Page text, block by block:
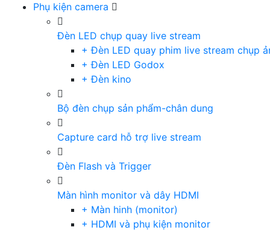
Phụ kiện camera
Đèn LED chụp quay live stream
+ Đèn LED quay phim live stream chụp
+ Đèn LED Godox
+ Đèn kino
Bộ đèn chụp sản phẩm-chân dung
Capture card hỗ trợ live stream
Đèn Flash và Trigger
Màn hình monitor và dây HDMI
+ Màn hinh (monitor)
+ HDMI và phụ kiện monitor